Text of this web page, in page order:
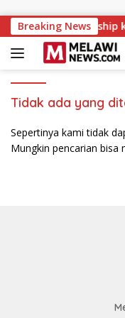
Breaking News
Championship
Tidak ada yang
Sepertinya kami tidak
Mungkin pencarian bisa